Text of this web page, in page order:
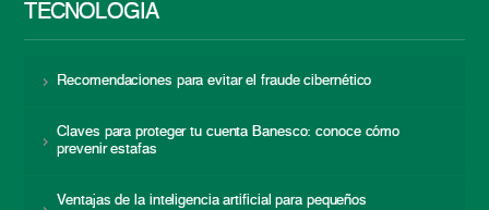
TECNOLOGÍA
Recomendaciones para evitar el fraude cibernético
Claves para proteger tu cuenta Banesco: conoce cómo
prevenir estafas
Ventajas de la inteligencia artificial para pequeños